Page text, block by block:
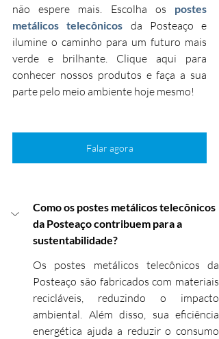
não espere mais. Escolha os postes
metálicos telecônicos da Posteaço e
ilumine o caminho para um futuro mais
verde e brilhante. Clique aqui para
conhecer nossos produtos e faça a sua
parte pelo meio ambiente hoje mesmo!
Falar agora
Como os postes metálicos telecônicos
da Posteaço contribuem para a
sustentabilidade?
Os postes metálicos telecônicos da
Posteaço são fabricados com materiais
recicláveis, reduzindo o impacto
ambiental. Além disso, sua eficiência
energética ajuda a reduzir o consumo